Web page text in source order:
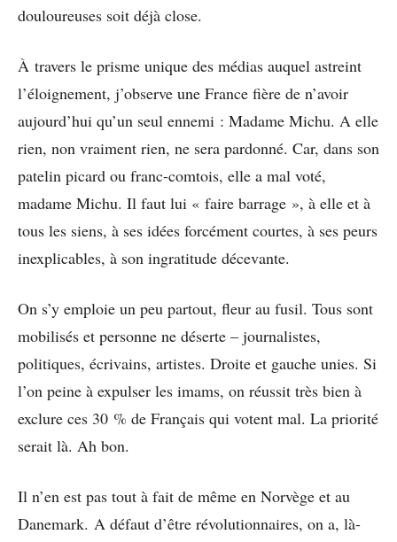
douloureuses soit déjà close.
À travers le prisme unique des médias auquel astreint
l’éloignement, j’observe une France fière de n’avoir
aujourd’hui qu’un seul ennemi : Madame Michu. A elle
rien, non vraiment rien, ne sera pardonné. Car, dans son
patelin picard ou franc-comtois, elle a mal voté,
madame Michu. Il faut lui « faire barrage », à elle et à
tous les siens, à ses idées forcément courtes, à ses peurs
inexplicables, à son ingratitude décevante.
On s’y emploie un peu partout, fleur au fusil. Tous sont
mobilisés et personne ne déserte – journalistes,
politiques, écrivains, artistes. Droite et gauche unies. Si
l’on peine à expulser les imams, on réussit très bien à
exclure ces 30 % de Français qui votent mal. La priorité
serait là. Ah bon.
Il n’en est pas tout à fait de même en Norvège et au
Danemark. A défaut d’être révolutionnaires, on a, là-